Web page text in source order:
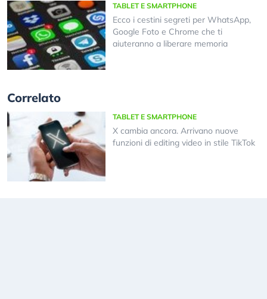
TABLET E SMARTPHONE
Ecco i cestini segreti per WhatsApp,
Google Foto e Chrome che ti
aiuteranno a liberare memoria
Correlato
TABLET E SMARTPHONE
X cambia ancora. Arrivano nuove
funzioni di editing video in stile TikTok